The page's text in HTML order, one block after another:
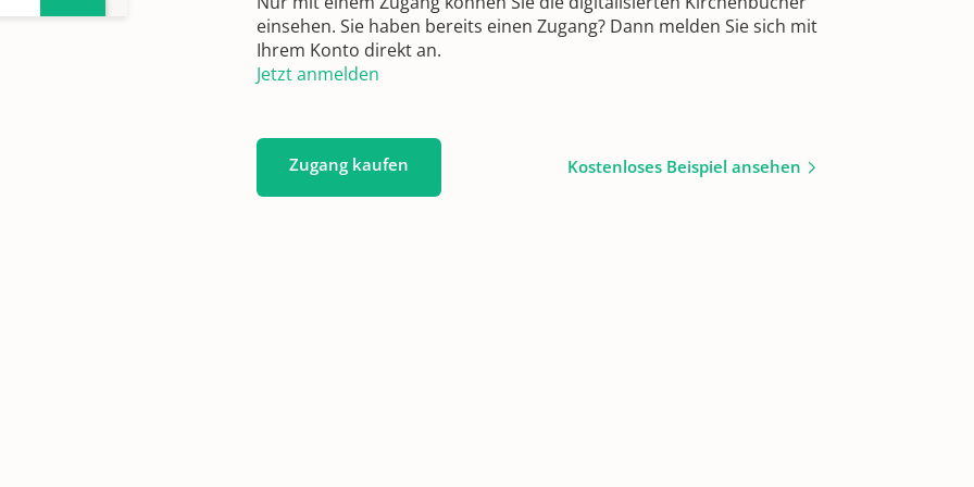
einsehen. Sie haben bereits einen Zugang? Dann melden Sie sich mit
Ihrem Konto direkt an.
Jetzt anmelden
Zugang kaufen Kostenloses Beispiel ansehen